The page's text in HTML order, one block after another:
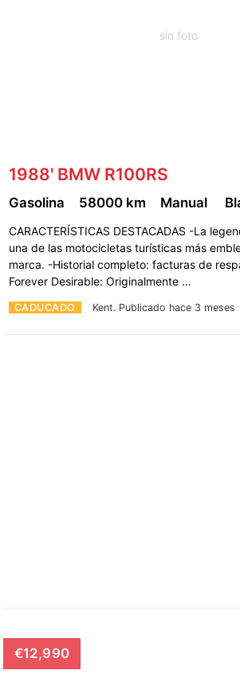
sin foto
1988' BMW R100RS
CADUCADO Kent. Publicado hace 3 meses
Gasolina 58000 km Manual
CARACTERÍSTICAS DESTACADAS -La
una de las motocicletas turísticas más
marca. -Historial completo: facturas de
Forever Desirable: Originalmente …
€12,990